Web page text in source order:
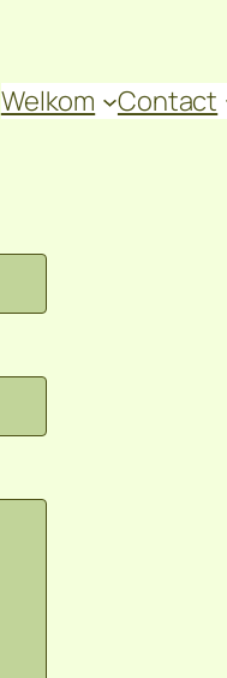
Welkom Contact